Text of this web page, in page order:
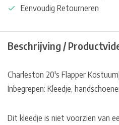
Eenvoudig Retourneren
Beschrijving /
Charleston 20's Flapper
Inbegrepen: Kleedje,
Dit kleedje is niet voorzien van